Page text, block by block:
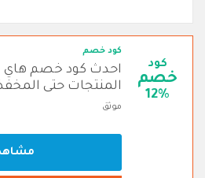
كود
خصم
12%
كود خصم
احدث كود خصم هاي
المنتجات حتى المخفضة
موثق